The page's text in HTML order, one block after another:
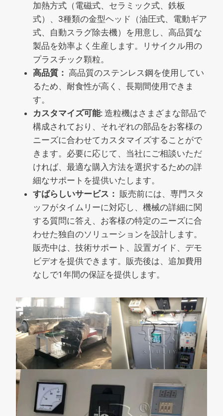
加熱方式（電磁式、セラミック式、鉄板
式）、3種類の金型ヘッド（油圧式、電動ギア
式、自動スラグ除去機）を用意し、高品質な
製品を効率よく生産します。リサイクル用の
プラスチック顆粒。
高品質： 高品質のステンレス鋼を使用してい
るため、耐食性が高く、長期間使用できま
す。
カスタマイズ可能: 造粒機はさまざまな部品で
構成されており、それぞれの部品をお客様の
ニーズに合わせてカスタマイズすることがで
きます。必要に応じて、当社にご相談いただ
ければ、最適な購入方法を選択するための詳
細なサポートを提供いたします。
すばらしいサービス： 販売前には、専門スタ
ッフがタイムリーに対応し、機械の詳細に関
する質問に答え、お客様の特定のニーズに合
わせた独自のソリューションを設計します。
販売中は、技術サポート、設置ガイド、デモ
ビデオを提供できます。販売後は、追加費用
なしで1年間の保証を提供します。